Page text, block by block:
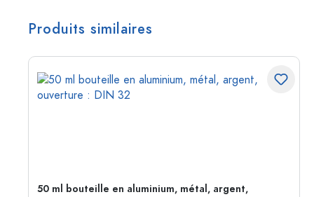
Produits similaires
50 ml bouteille en aluminium, métal, argent,